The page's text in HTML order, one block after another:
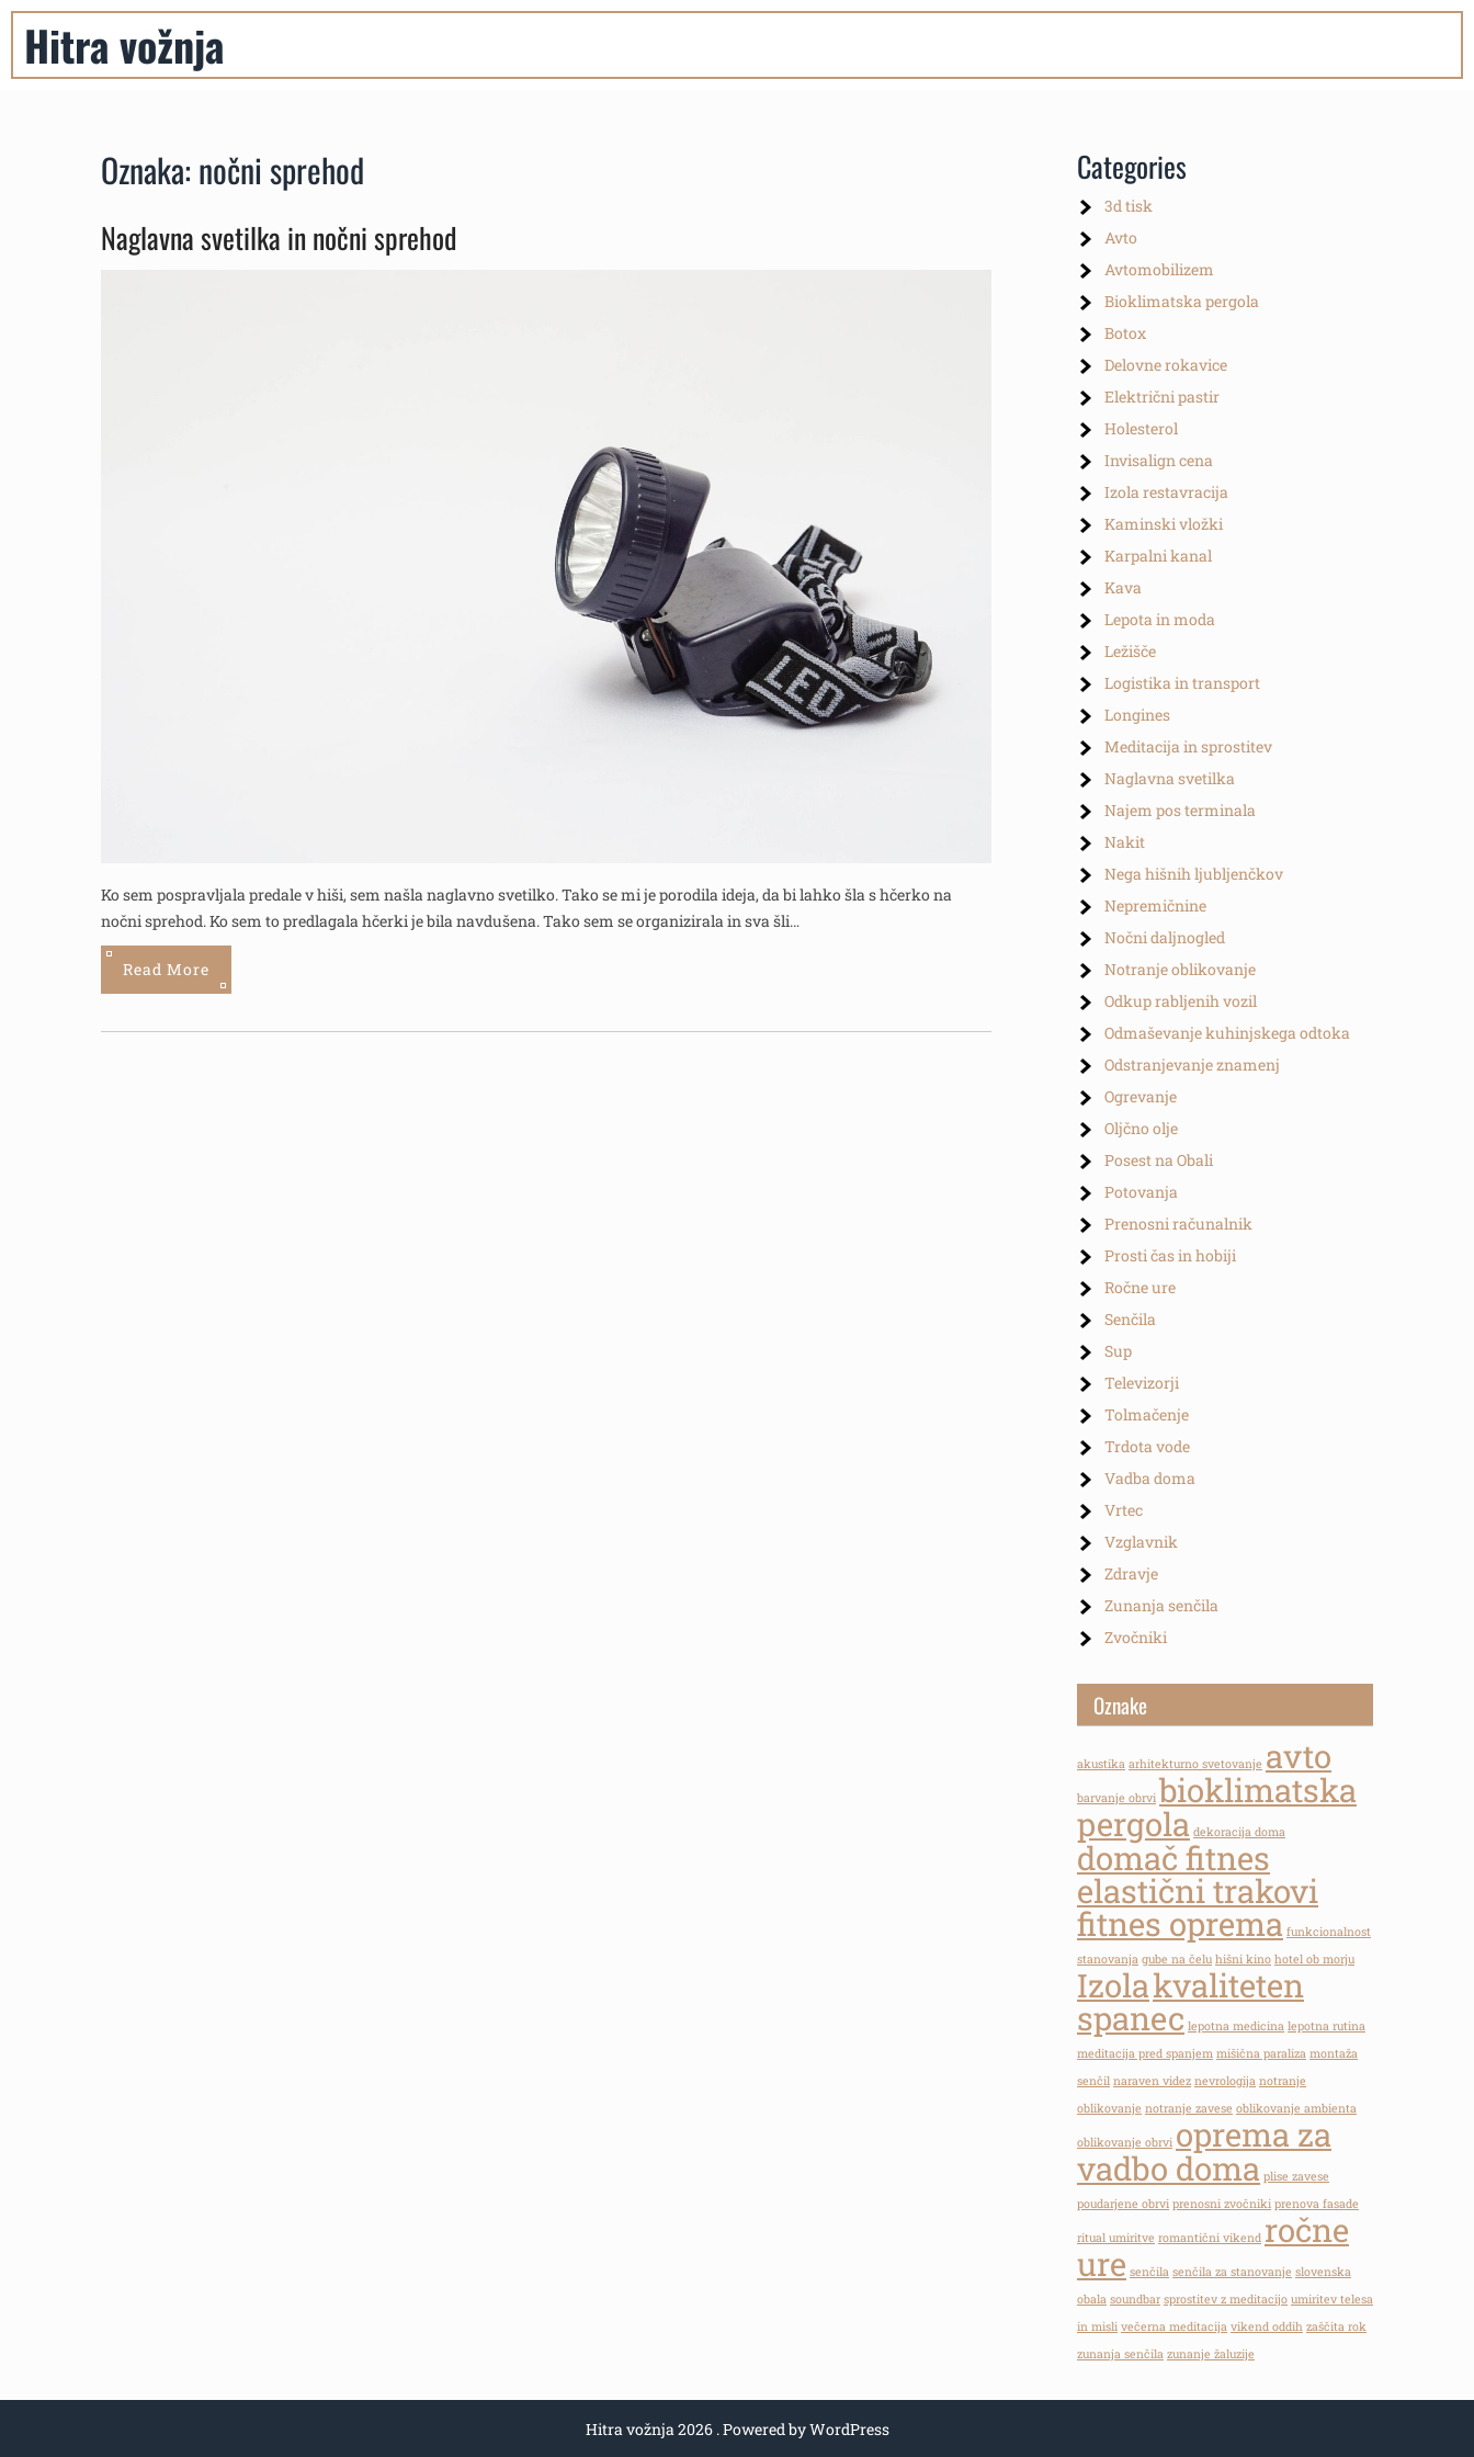
Skip
contentHitra vožnja
Oznaka: nočni sprehod
Naglavna svetilka in nočni sprehod
Ko sem pospravljala predale v hiši, sem našla naglavno svetilko. Tako se mi je porodila ideja, da bi lahko šla s hčerko na
nočni sprehod. Ko sem to predlagala hčerki je bila navdušena. Tako sem se organizirala in sva šli…
Read More
Categories
3d tisk
Avto
Avtomobilizem
Bioklimatska pergola
Botox
Delovne rokavice
Električni pastir
Holesterol
Invisalign cena
Izola restavracija
Kaminski vložki
Karpalni kanal
Kava
Lepota in moda
Ležišče
Logistika in transport
Longines
Meditacija in sprostitev
Naglavna svetilka
Najem pos terminala
Nakit
Nega hišnih ljubljenčkov
Nepremičnine
Nočni daljnogled
Notranje oblikovanje
Odkup rabljenih vozil
Odmaševanje kuhinjskega odtoka
Odstranjevanje znamenj
Ogrevanje
Oljčno olje
Posest na Obali
Potovanja
Prenosni računalnik
Prosti čas in hobiji
Ročne ure
Senčila
Sup
Televizorji
Tolmačenje
Trdota vode
Vadba doma
Vrtec
Vzglavnik
Zdravje
Zunanja senčila
Zvočniki
Oznake
akustika arhitekturno svetovanje avto
barvanje obrvi bioklimatska
pergola dekoracija doma
domač fitnes
elastični trakovi
fitnes oprema funkcionalnost
stanovanja gube na čelu hišni kino hotel ob morju
Izolakvaliteten
spanec lepotna medicina lepotna rutina
meditacija pred spanjem mišična paraliza montaža
senčil naraven videz nevrologija notranje
oblikovanje notranje zavese oblikovanje ambienta
oblikovanje obrvi oprema za
vadbo doma plise zavese
poudarjene obrvi prenosni zvočniki prenova fasade
ritual umiritve romantični vikend ročne
ure senčila senčila za stanovanje slovenska
obala soundbar sprostitev z meditacijo umiritev telesa
in misli večerna meditacija vikend oddih zaščita rok
zunanja senčila zunanje žaluzije
Hitra vožnja 2026 . Powered by WordPress